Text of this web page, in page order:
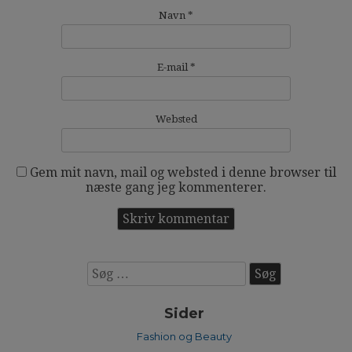
Navn *
E-mail *
Websted
Gem mit navn, mail og websted i denne browser til
næste gang jeg kommenterer.
Søg
efter:
Sider
Fashion og Beauty